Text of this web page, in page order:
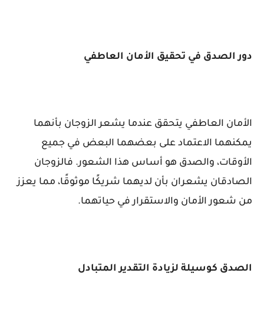
دور الصدق في تحقيق الأمان العاطفي
الأمان العاطفي يتحقق عندما يشعر الزوجان بأنهما
يمكنهما الاعتماد على بعضهما البعض في جميع
الأوقات، والصدق هو أساس هذا الشعور. فالزوجان
الصادقان يشعران بأن لديهما شريكًا موثوقًا، مما يعزز
من شعور الأمان والاستقرار في حياتهما.
الصدق كوسيلة لزيادة التقدير المتبادل